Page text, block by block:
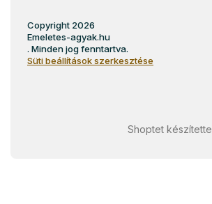
Shoptet készítette
Copyright 2026
Emeletes-agyak.hu
. Minden jog fenntartva.
Süti beállítások szerkesztése